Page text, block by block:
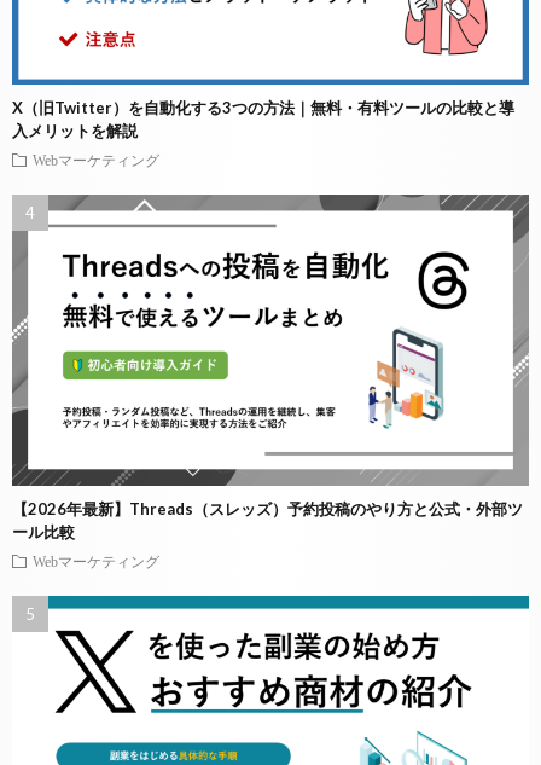
X（旧Twitter）を自動化する3つの方法｜無料・有料ツールの比較と導
入メリットを解説
Webマーケティング
【2026年最新】Threads（スレッズ）予約投稿のやり方と公式・外部ツ
ール比較
Webマーケティング